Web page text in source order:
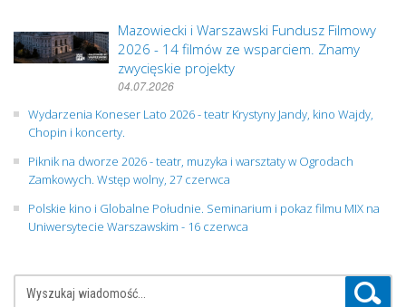
Mazowiecki i Warszawski Fundusz Filmowy
2026 - 14 filmów ze wsparciem. Znamy
zwycięskie projekty
04.07.2026
Wydarzenia Koneser Lato 2026 - teatr Krystyny Jandy, kino Wajdy,
Chopin i koncerty.
Piknik na dworze 2026 - teatr, muzyka i warsztaty w Ogrodach
Zamkowych. Wstęp wolny, 27 czerwca
Polskie kino i Globalne Południe. Seminarium i pokaz filmu MIX na
Uniwersytecie Warszawskim - 16 czerwca